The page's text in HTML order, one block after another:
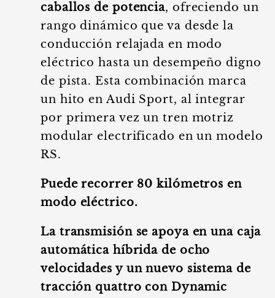
caballos de potencia, ofreciendo un
rango dinámico que va desde la
conducción relajada en modo
eléctrico hasta un desempeño digno
de pista. Esta combinación marca
un hito en Audi Sport, al integrar
por primera vez un tren motriz
modular electrificado en un modelo
RS.
Puede recorrer 80 kilómetros en
modo eléctrico.
La transmisión se apoya en una caja
automática híbrida de ocho
velocidades y un nuevo sistema de
tracción quattro con Dynamic